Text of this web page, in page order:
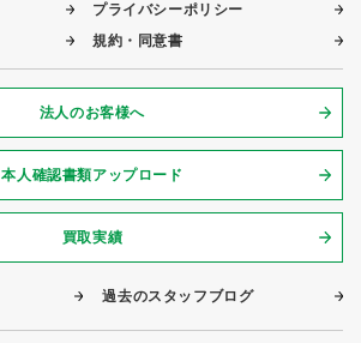
プライバシーポリシー
規約・同意書
法人のお客様へ
本人確認書類アップロード
買取実績
過去のスタッフブログ